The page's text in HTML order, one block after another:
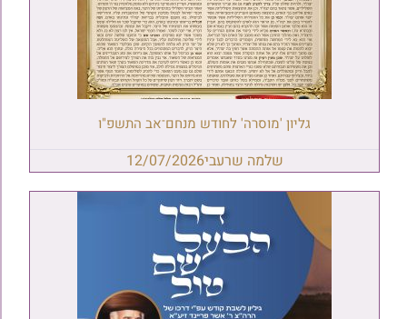
גליון 'מוסרה' לחודש מנחם־אב התשפ"ו
שלמה שרעבי12/07/2026